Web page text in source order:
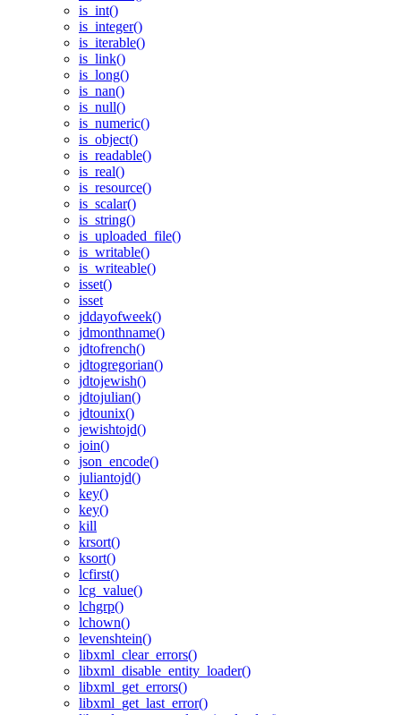
is_int()
is_integer()
is_iterable()
is_link()
is_long()
is_nan()
is_null()
is_numeric()
is_object()
is_readable()
is_real()
is_resource()
is_scalar()
is_string()
is_uploaded_file()
is_writable()
is_writeable()
isset()
isset
jddayofweek()
jdmonthname()
jdtofrench()
jdtogregorian()
jdtojewish()
jdtojulian()
jdtounix()
jewishtojd()
join()
json_encode()
juliantojd()
key()
key()
kill
krsort()
ksort()
lcfirst()
lcg_value()
lchgrp()
lchown()
levenshtein()
libxml_clear_errors()
libxml_disable_entity_loader()
libxml_get_errors()
libxml_get_last_error()